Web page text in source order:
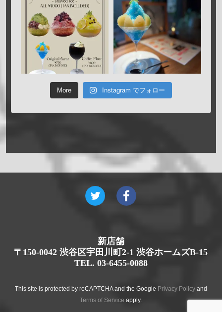
More Instagram でフォロー
新店舗
〒150-0042 渋谷区宇田川町2-1 渋谷ホームズB-15
TEL. 03-6455-0088
This site is protected by reCAPTCHA and the Google Privacy Policyand
Terms of Service apply.